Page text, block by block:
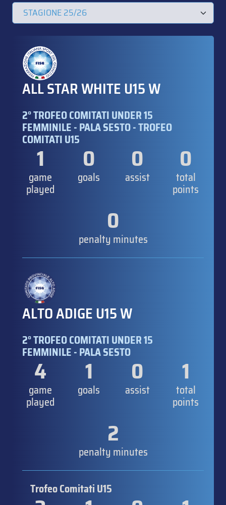
ALL STAR WHITE U15 W
2° TROFEO COMITATI UNDER 15
FEMMINILE - PALA SESTO - TROFEO
COMITATI U15
1
game
played
0
goals
0
assist
0
total
points
0
penalty minutes
ALTO ADIGE U15 W
2° TROFEO COMITATI UNDER 15
FEMMINILE - PALA SESTO
4
game
played
1
goals
0
assist
1
total
points
2
penalty minutes
Trofeo Comitati U15